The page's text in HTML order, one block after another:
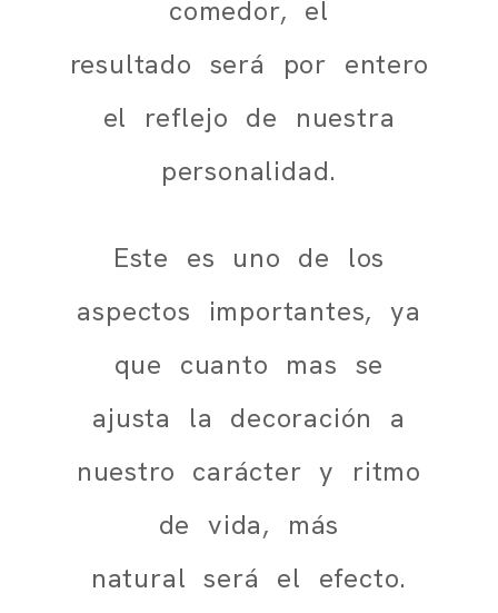
comedor, el
resultado será por entero
el reflejo de nuestra
personalidad.
Este es uno de los
aspectos importantes, ya
que cuanto mas se
ajusta la decoración a
nuestro carácter y ritmo
de vida, más
natural será el efecto.